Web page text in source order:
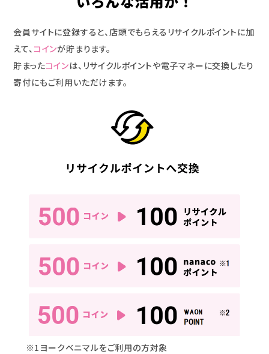
会員サイトに登録すると、店頭でもらえるリサイクルポイントに加
えて、 コインが貯まります。
貯まったコインは、リサイクルポイントや電子マネーに交換したり
寄付にもご利用いただけます。
※1ヨークベニマルをご利用の方対象